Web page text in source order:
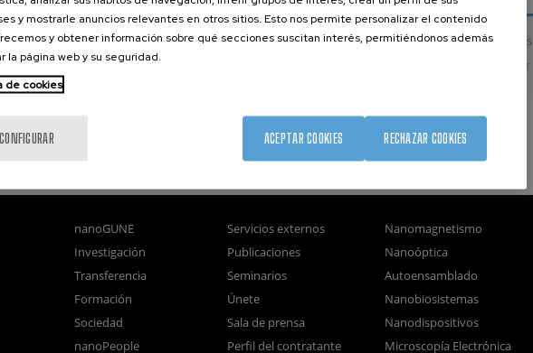
Tesis doctorales
Tesis de Máster
nanoGUNE
Investigación
Transferencia
Formación
Sociedad
nanoPeople
Servicios externos
Publicaciones
Seminarios
Únete
Sala de prensa
Perfil del contratante
Nanomagnetismo
Nanoóptica
Autoensamblado
Nanobiosistemas
Nanodispositivos
Microscopía Electrónica
y mostrarle anuncios relevantes en otros sitios. Esto nos permite personalizar el contenido
y obtener información sobre qué secciones suscitan interés, permitiéndonos además
la página web y su seguridad.
de cookies
CONFIGURAR RECHAZAR COOKIES
ACEPTAR COOKIES